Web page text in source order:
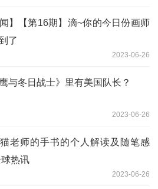
闻】【第16期】滴~你的今日份画师
了
2023-06-26
鹰与冬日战士》里有美国队长？
2023-06-26
老师的手书的个人解读及随笔感
热讯
2023-06-26